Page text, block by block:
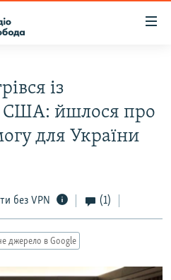
із
США: йшлося про
для України
без VPN (1)
джерело в Google